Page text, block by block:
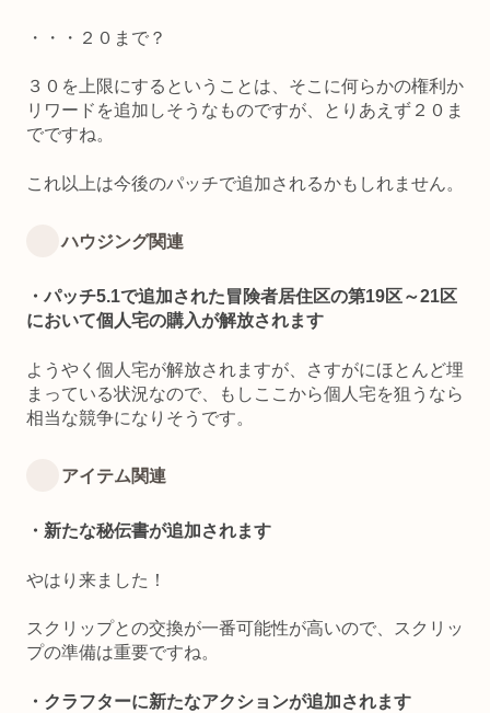
・・・２０まで？
３０を上限にするということは、そこに何らかの権利か
リワードを追加しそうなものですが、とりあえず２０ま
でですね。
これ以上は今後のパッチで追加されるかもしれません。
ハウジング関連
・パッチ5.1で追加された冒険者居住区の第19区～21区
において個人宅の購入が解放されます
ようやく個人宅が解放されますが、さすがにほとんど埋
まっている状況なので、もしここから個人宅を狙うなら
相当な競争になりそうです。
アイテム関連
・新たな秘伝書が追加されます
やはり来ました！
スクリップとの交換が一番可能性が高いので、スクリッ
プの準備は重要ですね。
・クラフターに新たなアクションが追加されます